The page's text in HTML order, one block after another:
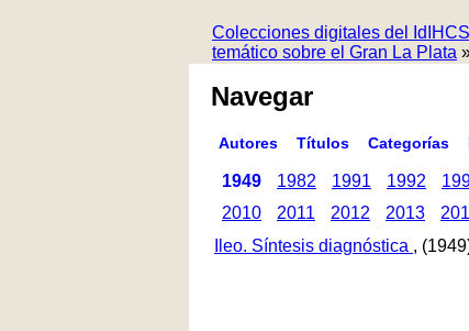
Colecciones digitales del IdIHCS
temático sobre el Gran La Plata
Navegar
Autores Títulos Categorías
1949 1982 1991 1992
2010
2011 2012 2013
Ileo. Síntesis diagnóstica ,